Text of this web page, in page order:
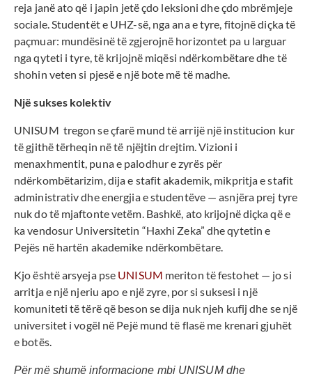
reja janë ato që i japin jetë çdo leksioni dhe çdo mbrëmjeje
sociale. Studentët e UHZ-së, nga ana e tyre, fitojnë diçka të
paçmuar: mundësinë të zgjerojnë horizontet pa u larguar
nga qyteti i tyre, të krijojnë miqësi ndërkombëtare dhe të
shohin veten si pjesë e një bote më të madhe.
Një sukses kolektiv
UNISUM tregon se çfarë mund të arrijë një institucion kur
të gjithë tërheqin në të njëjtin drejtim. Vizioni i
menaxhmentit, puna e palodhur e zyrës për
ndërkombëtarizim, dija e stafit akademik, mikpritja e stafit
administrativ dhe energjia e studentëve — asnjëra prej tyre
nuk do të mjaftonte vetëm. Bashkë, ato krijojnë diçka që e
ka vendosur Universitetin “Haxhi Zeka” dhe qytetin e
Pejës në hartën akademike ndërkombëtare.
Kjo është arsyeja pse UNISUM meriton të festohet — jo si
arritja e një njeriu apo e një zyre, por si suksesi i një
komuniteti të tërë që beson se dija nuk njeh kufij dhe se një
universitet i vogël në Pejë mund të flasë me krenari gjuhët
e botës.
Për më shumë informacione mbi UNISUM dhe